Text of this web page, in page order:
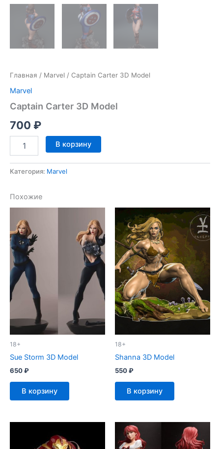
Главная / Marvel / Captain Carter 3D Model
Marvel
Captain Carter 3D Model
700 ₽
Количество
товара
Carter
В корзину
Категория: Marvel
Похожие
18+
Sue Storm 3D Model
650₽
В корзину
18+
Shanna 3D Model
550₽
В корзину